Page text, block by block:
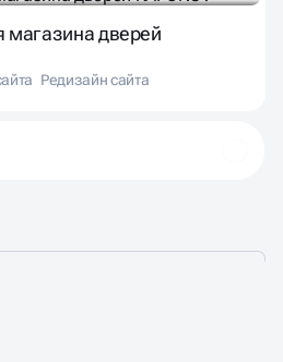
магазина дверей
Редизайн сайта